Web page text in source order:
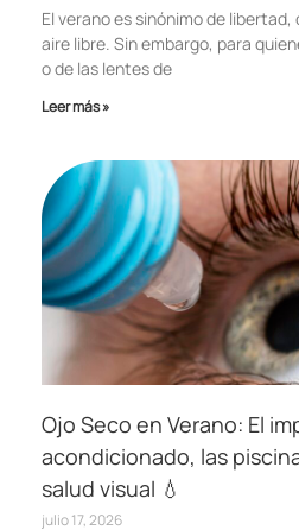
El verano es sinónimo de
aire libre. Sin embargo, para
o de las lentes de
Leer más »
Ojo Seco en Verano: El
acondicionado, las
salud visual 💧
julio 17, 2026